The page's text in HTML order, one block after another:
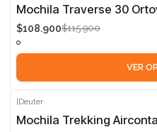
-6%
Mochila Traverse 30
$108.900$115.900
VER
-5%
Deuter
Mochila Trekking